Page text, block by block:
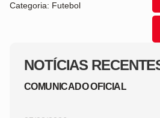
NOTÍCIAS
COMUNICADO OFICIAL
Categoria: Futebol